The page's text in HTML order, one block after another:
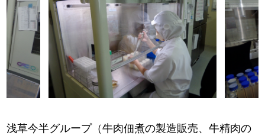
浅草今半グループ（牛肉佃煮の製造販売、牛精肉の